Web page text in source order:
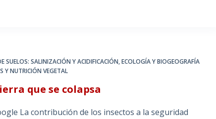
SUELOS: SALINIZACIÓN Y ACIDIFICACIÓN,ECOLOGÍA Y BIOGEOGRAFÍA
Y NUTRICIÓN VEGETAL
que se colapsa
La contribución de los insectos a la seguridad